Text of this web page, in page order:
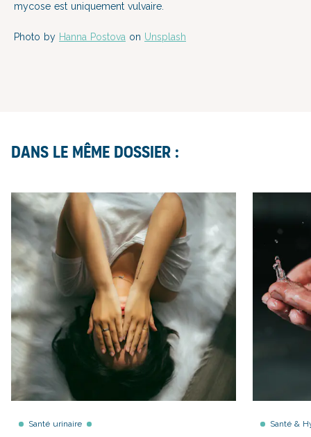
mycose est uniquement vulvaire.
Photo by Hanna Postova on Unsplash
Dans le même dossier :
Santé urinaire Santé &